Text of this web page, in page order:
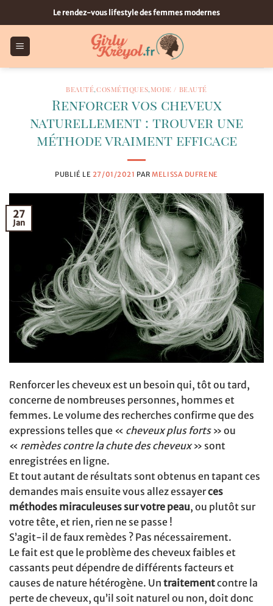
au
contenu
Le rendez-vous lifestyle des femmes modernes
BEAUTÉ,COSMÉTIQUES,MODE / BEAUTÉ
Renforcer vos cheveux
naturellement : trouver une
méthode vraiment efficace
PUBLIÉ LE 27/01/2021 PARMELISSA DUFRENE
27
Jan
Renforcer les cheveux est un besoin qui, tôt ou tard,
concerne de nombreuses personnes, hommes et
femmes. Le volume des recherches confirme que des
expressions telles que « cheveux plus forts» ou
« remèdes contre la chute des cheveux» sont
enregistrées en ligne.
Et tout autant de résultats sont obtenus en tapant ces
demandes mais ensuite vous allez essayerces
méthodes miraculeuses sur votre peau, ou plutôt sur
votre tête, et rien, rien ne se passe !
S’agit-il de faux remèdes ? Pas nécessairement.
Le fait est que le problème des cheveux faibles et
cassants peut dépendre de différents facteurs et
causes de nature hétérogène. Un traitementcontre la
perte de cheveux, qu’il soit naturel ou non, doit donc